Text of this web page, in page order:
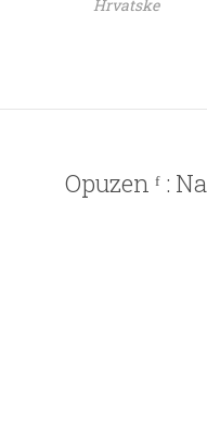
Hrvatske
Opuzen ᶠ :